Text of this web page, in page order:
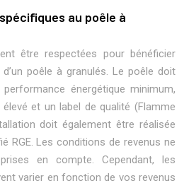
au poêle à
être respectées pour bénéficier
d’un poêle à granulés. Le poêle doit
énergétique minimum,
et un label de qualité (Flamme
doit également être réalisée
RGE. Les conditions de revenus ne
en compte. Cependant, les
varier en fonction de vos revenus